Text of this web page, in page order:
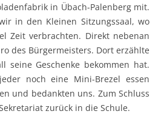
in Übach-Palenberg mit.
in den Kleinen Sitzungssaal, wo
Zeit verbrachten. Direkt nebenan
des Bürgermeisters. Dort erzählte
seine Geschenke bekommen hat.
noch eine Mini-Brezel essen
und bedankten uns. Zum Schluss
zurück in die Schule.